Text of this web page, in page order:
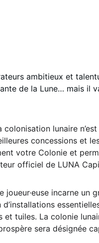
ambitieux et
de la Lune… mais il
colonisation lunaire
concessions et
votre Colonie et
officiel de LUNA
joueur·euse incarne un
et tuiles. La colonie
sera désignée